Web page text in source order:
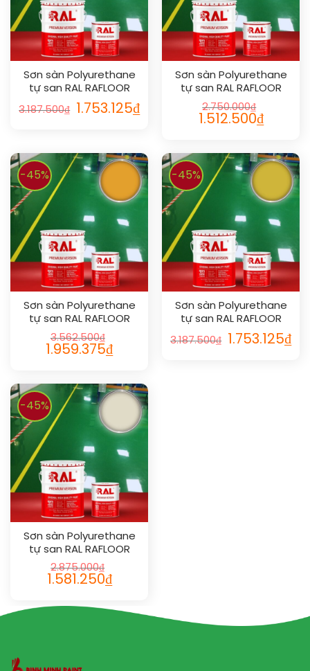
Sơn sàn Polyurethane
tự san RAL RAFLOOR
SHIELD SL 1023
3.187.500₫ 1.753.125₫
Sơn sàn Polyurethane
tự san RAL RAFLOOR
SHIELD SL 1020
2.750.000₫
1.512.500₫
-45%
Sơn sàn Polyurethane
tự san RAL RAFLOOR
SHIELD SL 1033
3.562.500₫
1.959.375₫
-45%
Sơn sàn Polyurethane
tự san RAL RAFLOOR
SHIELD SL 1012
3.187.500₫ 1.753.125₫
-45%
Sơn sàn Polyurethane
tự san RAL RAFLOOR
SHIELD SL 1013
2.875.000₫
1.581.250₫